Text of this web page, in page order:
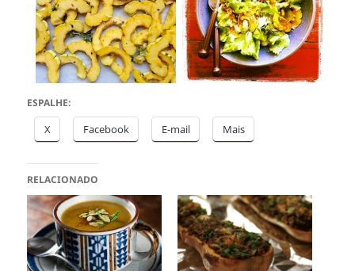
ESPALHE:
X Facebook E-mail Mais
RELACIONADO